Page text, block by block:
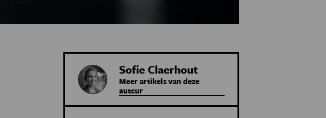
Sofie Claerhout
Meer artikels van deze
auteur